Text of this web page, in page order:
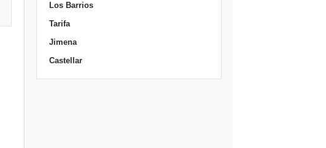
Los Barrios
Tarifa
Jimena
Castellar